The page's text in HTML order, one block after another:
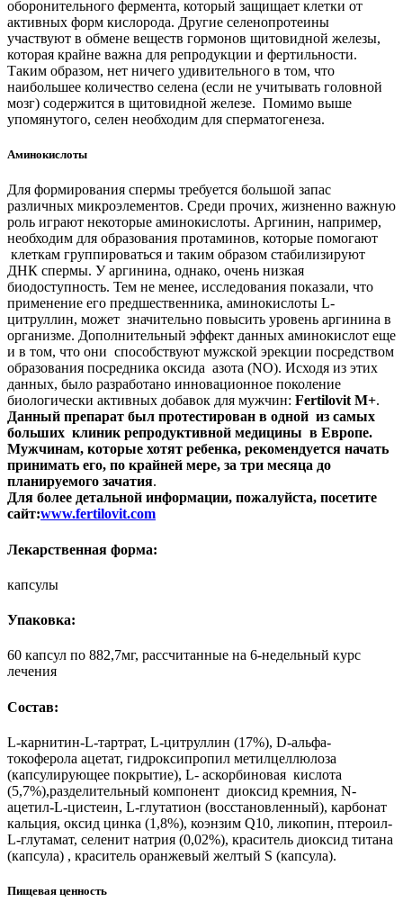
оборонительного фермента, который защищает клетки от
активных форм кислорода. Другие селенопротеины
участвуют в обмене веществ гормонов щитовидной железы,
которая крайне важна для репродукции и фертильности.
Таким образом, нет ничего удивительного в том, что
наибольшее количество селена (если не учитывать головной
мозг) содержится в щитовидной железе. Помимо выше
упомянутого, селен необходим для сперматогенеза.
Аминокислоты
Для формирования спермы требуется большой запас
различных микроэлементов. Среди прочих, жизненно важную
роль играют некоторые аминокислоты. Аргинин, например,
необходим для образования протаминов, которые помогают
клеткам группироваться и таким образом стабилизируют
ДНК спермы. У аргинина, однако, очень низкая
биодоступность. Тем не менее, исследования показали, что
применение его предшественника, аминокислоты L-
цитруллин, может значительно повысить уровень аргинина в
организме. Дополнительный эффект данных аминокислот еще
и в том, что они способствуют мужской эрекции посредством
образования посредника оксида азота (NO). Исходя из этих
данных, было разработано инновационное поколение
биологически активных добавок для мужчин: Fertilovit M+.
Данный препарат был протестирован в одной из самых
больших клиник репродуктивной медицины в Европе.
Мужчинам, которые хотят ребенка, рекомендуется начать
принимать его, по крайней мере, за три месяца до
планируемого зачатия.
Для более детальной информации, пожалуйста, посетите
сайт:www.fertilovit.com
Лекарственная форма:
капсулы
Упаковка:
60 капсул по 882,7мг, рассчитанные на 6-недельный курс
лечения
Состав:
L-карнитин-L-тартрат, L-цитруллин (17%), D-альфа-
токоферола ацетат, гидроксипропил метилцеллюлоза
(капсулирующее покрытие), L- аскорбиновая кислота
(5,7%),разделительный компонент диоксид кремния, N-
ацетил-L-цистеин, L-глутатион (восстановленный), карбонат
кальция, оксид цинка (1,8%), коэнзим Q10, ликопин, птероил-
L-глутамат, селенит натрия (0,02%), краситель диоксид титана
(капсула) , краситель оранжевый желтый S (капсула).
Пищевая ценность